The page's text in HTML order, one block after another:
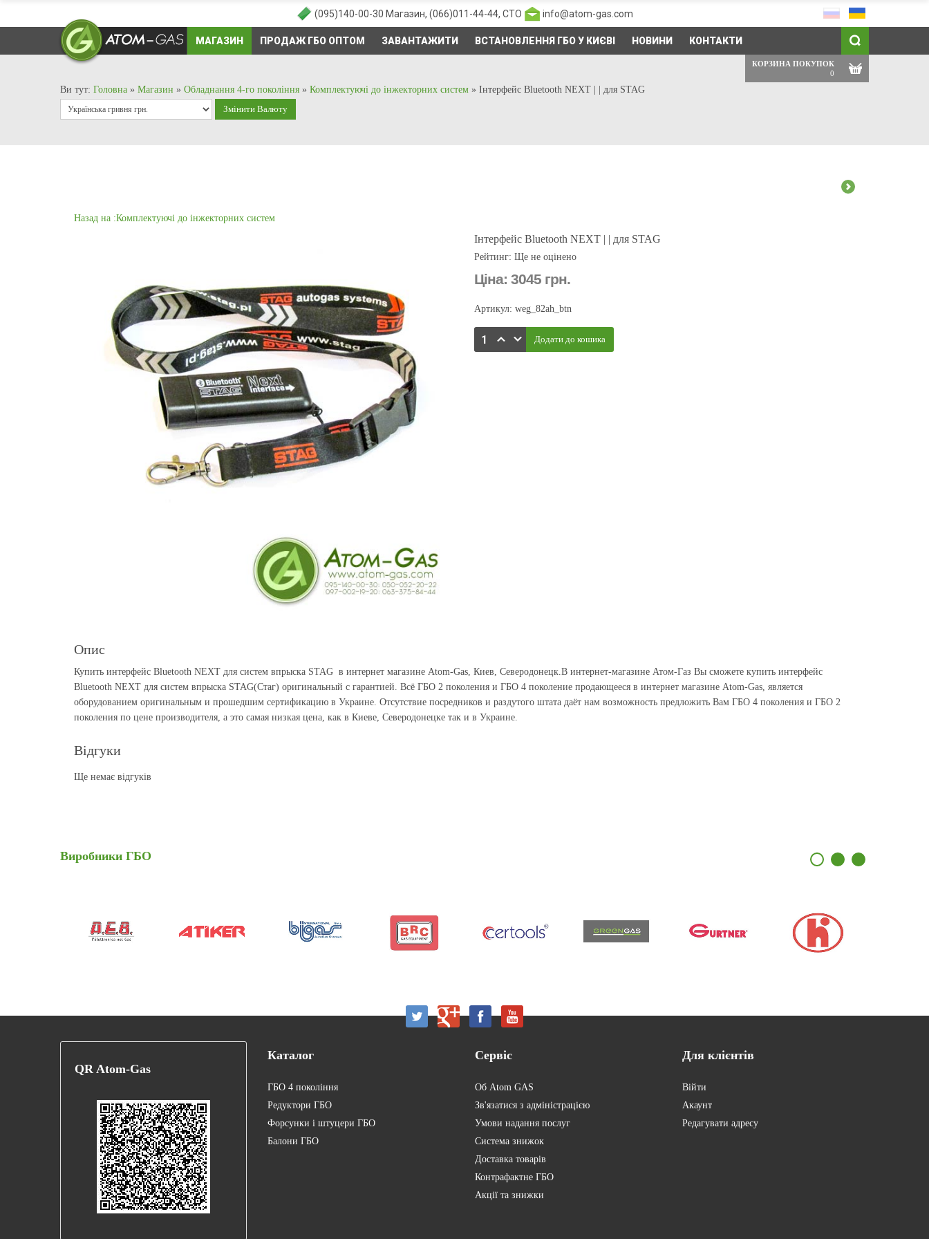
(095)140-00-30 Магазин, (066)011-44-44, СТО info@atom-gas.com
МАГАЗИН ПРОДАЖ ГБО ОПТОМ ЗАВАНТАЖИТИ ВСТАНОВЛЕННЯ ГБО У КИЄВІ НОВИНИ КОНТАКТИ
КОРЗИНА ПОКУПОК
0
Ви тут: Головна » Магазин » Обладнання 4-го покоління » Комплектуючі до інжекторних систем » Інтерфейс Bluetooth NEXT | | для STAG
Назад на :Комплектуючі до інжекторних систем
Інтерфейс Bluetooth NEXT | | для STAG
Рейтинг: Ще не оцінено
Ціна:3045 грн.
Артикул: weg_82ah_btn
Опис
Купить интерфейс Bluetooth NEXT для систем впрыска STAG в интернет магазине Atom-Gas, Киев, Северодонецк.В интернет-магазине Атом-Газ Вы сможете купить интерфейс
Bluetooth NEXT для систем впрыска STAG(Стаг) оригинальный с гарантией. Всё ГБО 2 поколения и ГБО 4 поколение продающееся в интернет магазине Atom-Gas, является
оборудованием оригинальным и прошедшим сертификацию в Украине. Отсутствие посредников и раздутого штата даёт нам возможность предложить Вам ГБО 4 поколения и ГБО 2
поколения по цене производителя, а это самая низкая цена, как в Киеве, Северодонецке так и в Украине.
Відгуки
Ще немає відгуків
Виробники ГБО
QR Atom-Gas
Каталог
ГБО 4 покоління
Редуктори ГБО
Форсунки і штуцери ГБО
Балони ГБО
Сервіс
Об Atom GAS
Зв'язатися з адміністрацією
Умови надання послуг
Система знижок
Доставка товарів
Контрафактне ГБО
Акції та знижки
Для клієнтів
Війти
Акаунт
Редагувати адресу